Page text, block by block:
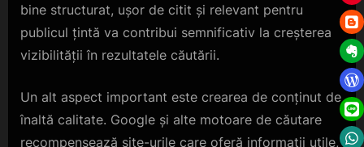
bine structurat, ușor de citit și relevant pentru
publicul țintă va contribui semnificativ la creșterea
vizibilității în rezultatele căutării.
Un alt aspect important este crearea de conținut de
înaltă calitate. Google și alte motoare de căutare
recompensează site-urile care oferă informații utile,